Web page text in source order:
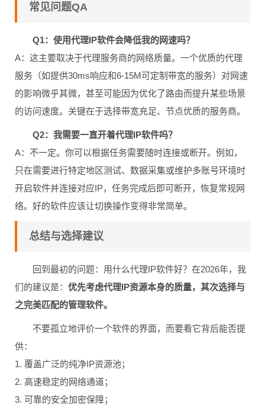
常见问题QA
Q1：使用代理IP软件会降低我的网速吗？
A：这主要取决于代理服务商的网络质量。一个优质的代理
服务（如提供30ms响应和6-15M可定制带宽的服务）对网速
的影响微乎其微，甚至可能因为优化了路由而提升某些场景
的访问速度。关键在于选择带宽充足、节点优质的服务商。
Q2：我需要一直开着代理IP软件吗？
A：不一定。你可以根据任务需要随时连接或断开。例如，
只在需要进行特定地区测试、数据采集或维护多账号环境时
开启软件并连接对应IP，任务完成后即可断开，恢复常规网
络。好的软件应该让切换操作变得非常简单。
总结与选择建议
回到最初的问题：用什么代理IP软件好？在2026年，我
们的建议是： 优先考虑代理IP资源本身的质量，其次选择与
之完美匹配的管理软件。
不要孤立地评价一个软件的界面，而要看它背后能否提
供：
1. 覆盖广泛的纯净IP资源池；
2. 高速稳定的网络通道；
3. 可靠的安全加密保障；